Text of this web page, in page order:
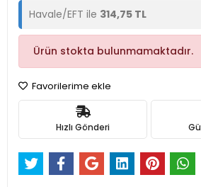
Havale/EFT ile 314,75 TL
Ürün stokta bulunmamaktadır.
Favorilerime ekle
Hızlı Gönderi